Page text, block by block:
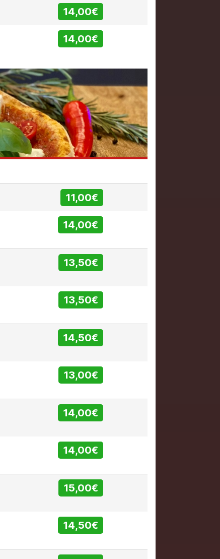
14,00€
14,00€
11,00€
14,00€
13,50€
13,50€
14,50€
13,00€
14,00€
14,00€
15,00€
14,50€